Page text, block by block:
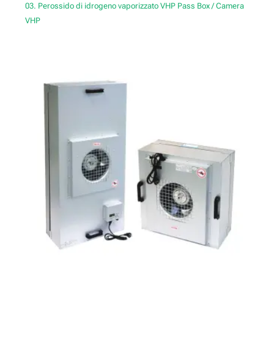
03. Perossido di idrogeno vaporizzato VHP Pass Box / Camera
VHP